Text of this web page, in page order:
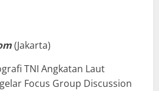
(Jakarta)
TNI Angkatan Laut
Focus Group Discussion